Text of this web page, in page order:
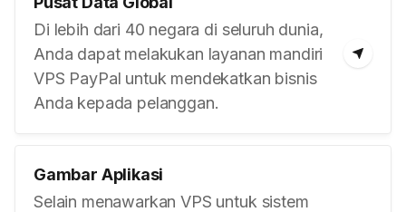
Di lebih dari 40 negara di seluruh dunia,
Anda dapat melakukan layanan mandiri
VPS PayPal untuk mendekatkan bisnis
Anda kepada pelanggan.
Gambar Aplikasi
Selain menawarkan VPS untuk sistem